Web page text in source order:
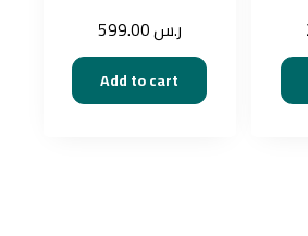
ر.س
Add to cart